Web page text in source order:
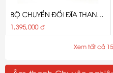
BỘ CHUYỂN ĐỔI ĐĨA THAN
HUMMINGURU 10-INCH
RECORD ADAPTOR
1,395,000 đ
Xem tất cả